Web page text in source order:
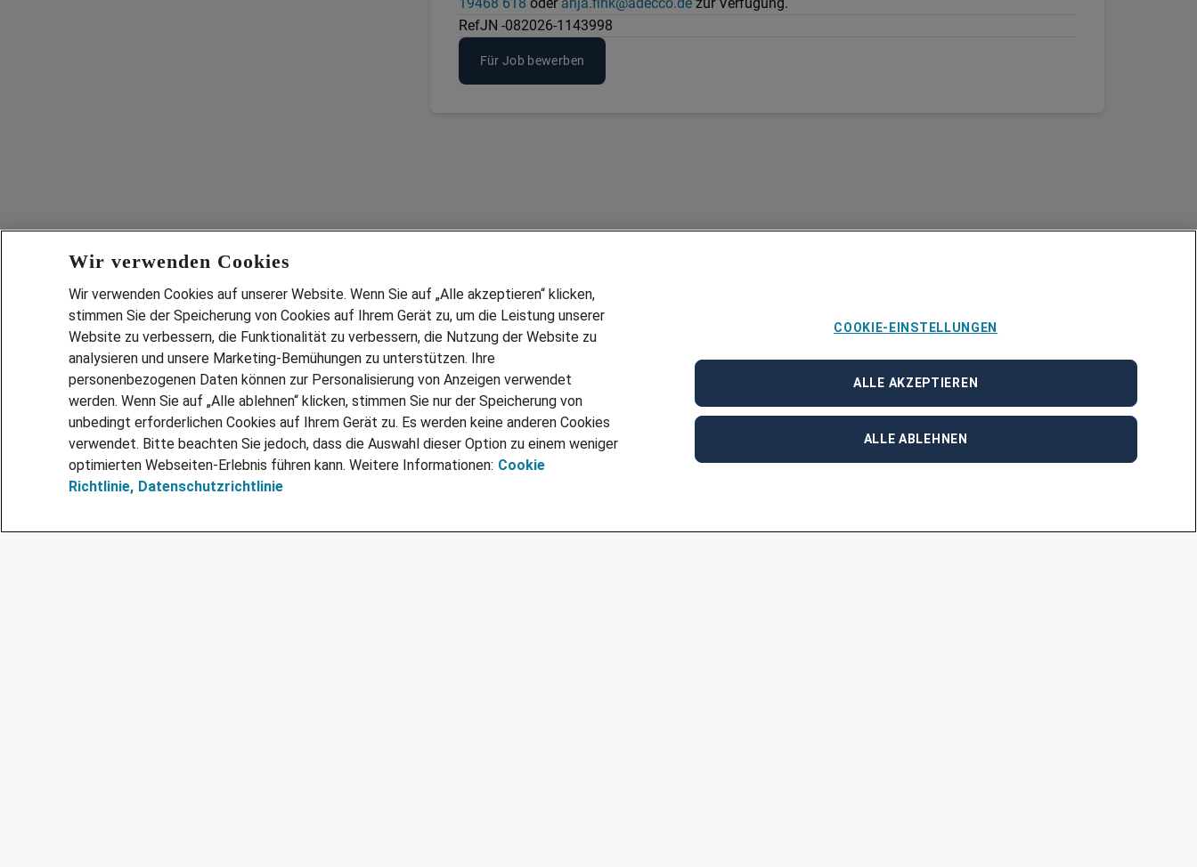
RefJN -082026-1143998
Für Job bewerben
Wir verwenden Cookies
Wir verwenden Cookies auf unserer Website. Wenn Sie auf „Alle akzeptieren“ klicken,
stimmen Sie der Speicherung von Cookies auf Ihrem Gerät zu, um die Leistung unserer
Website zu verbessern, die Funktionalität zu verbessern, die Nutzung der Website zu
analysieren und unsere Marketing-Bemühungen zu unterstützen. Ihre
personenbezogenen Daten können zur Personalisierung von Anzeigen verwendet
werden. Wenn Sie auf „Alle ablehnen“ klicken, stimmen Sie nur der Speicherung von
unbedingt erforderlichen Cookies auf Ihrem Gerät zu. Es werden keine anderen Cookies
verwendet. Bitte beachten Sie jedoch, dass die Auswahl dieser Option zu einem weniger
optimierten Webseiten-Erlebnis führen kann. Weitere Informationen: Cookie
Richtlinie, Datenschutzrichtlinie
COOKIE-EINSTELLUNGEN
ALLE ABLEHNEN
ALLE AKZEPTIEREN